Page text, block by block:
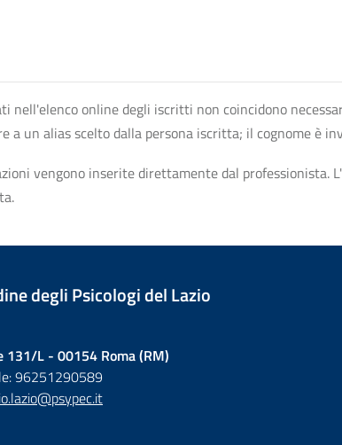
nell'elenco online degli iscritti non coincidono
a un alias scelto dalla persona iscritta; il cognome è
vengono inserite direttamente dal professionista.
degli Psicologi del Lazio
131/L - 00154 Roma (RM)
96251290589